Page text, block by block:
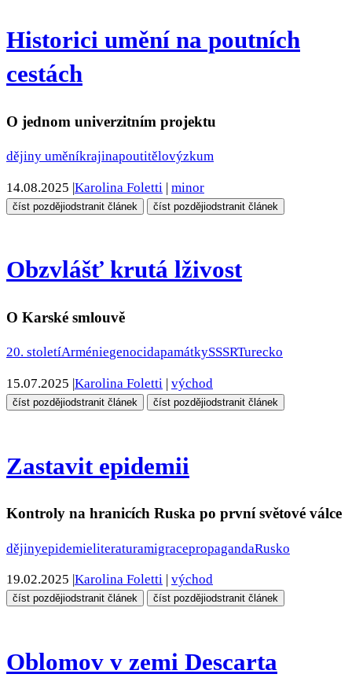
Historici umění na poutních
cestách
O jednom univerzitním projektu
dějiny uměníkrajinapoutitělovýzkum
14.08.2025 |Karolina Foletti | minor
číst pozdějiodstranit článek číst pozdějiodstranit článek
Obzvlášť krutá lživost
O Karské smlouvě
20. stoletíArméniegenocidapamátkySSSRTurecko
15.07.2025 |Karolina Foletti | východ
číst pozdějiodstranit článek číst pozdějiodstranit článek
Zastavit epidemii
Kontroly na hranicích Ruska po první světové válce
dějinyepidemieliteraturamigracepropagandaRusko
19.02.2025 Karolina Foletti východ
číst pozdějiodstranit článek číst pozdějiodstranit článek
Oblomov v zemi Descarta